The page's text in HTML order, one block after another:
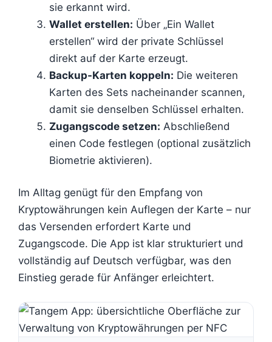
sie erkannt wird.
Wallet erstellen: Über „Ein Wallet
erstellen“ wird der private Schlüssel
direkt auf der Karte erzeugt.
Backup-Karten koppeln: Die weiteren
Karten des Sets nacheinander scannen,
damit sie denselben Schlüssel erhalten.
Zugangscode setzen: Abschließend
einen Code festlegen (optional zusätzlich
Biometrie aktivieren).
Im Alltag genügt für den Empfang von
Kryptowährungen kein Auflegen der Karte – nur
das Versenden erfordert Karte und
Zugangscode. Die App ist klar strukturiert und
vollständig auf Deutsch verfügbar, was den
Einstieg gerade für Anfänger erleichtert.